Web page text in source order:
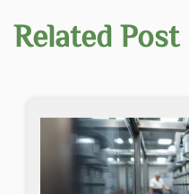
Related Post